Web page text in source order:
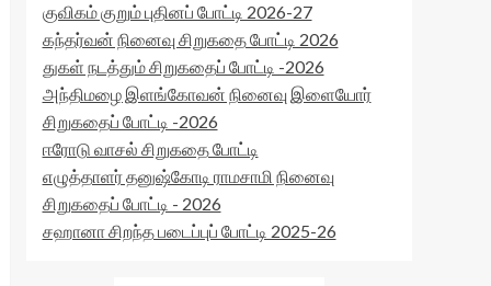
குவிகம் குறும் புதினப் போட்டி 2026-27
கந்தர்வன் நினைவு சிறுகதை போட்டி 2026
துகள் நடத்தும் சிறுகதைப் போட்டி -2026
அந்திமழை இளங்கோவன் நினைவு இளையோர்
சிறுகதைப் போட்டி -2026
ஈரோடு வாசல் சிறுகதை போட்டி
எழுத்தாளர் தனுஷ்கோடி ராமசாமி நினைவு
சிறுகதைப் போட்டி - 2026
சஹானா சிறந்த படைப்புப் போட்டி 2025-26